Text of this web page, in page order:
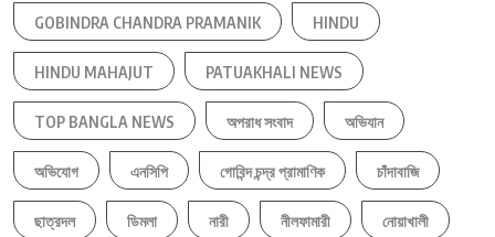
GOBINDRA CHANDRA PRAMANIK HINDU
HINDU MAHAJUT PATUAKHALI NEWS
TOP BANGLA NEWS অপরাধ সংবাদ অভিযান
অভিযোগ এনসিপি গোবিন্দ চন্দ্র প্রামাণিক চাঁদাবাজি
ছাত্রদল ডিমলা নারী নীলফামারী নোয়াখালী